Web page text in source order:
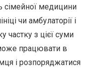
сімейної медицини
чи амбулаторії і
частку з цієї суми
працювати в
і розпоряджатися